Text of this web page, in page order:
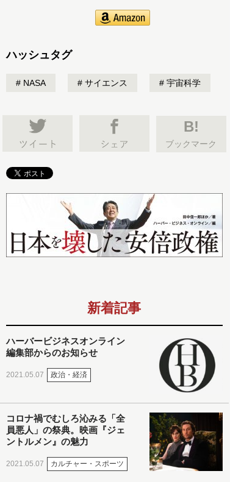
ハッシュタグ
NASA サイエンス 宇宙科学
B!
ブックマーク
新着記事
ハーバービジネスオンライン
編集部からのお知らせ
2021.05.07 政治・経済
コロナ禍でむしろ沁みる「全
員悪人」の祭典。映画『ジェ
ントルメン』の魅力
2021.05.07 カルチャー・スポーツ